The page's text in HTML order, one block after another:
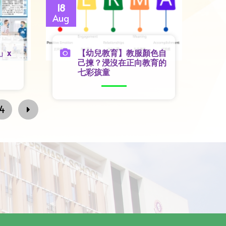
x
18
Aug
【幼兒教育】教服顏色自
己揀？浸沒在正向教育的
七彩孩童